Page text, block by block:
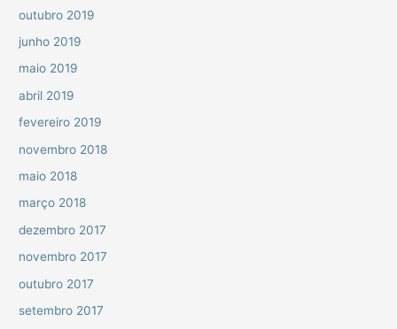
outubro 2019
junho 2019
maio 2019
abril 2019
fevereiro 2019
novembro 2018
maio 2018
março 2018
dezembro 2017
novembro 2017
outubro 2017
setembro 2017